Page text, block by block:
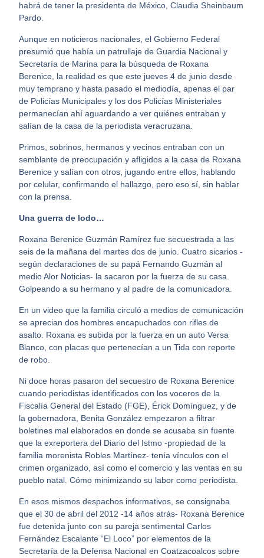
habrá de tener la presidenta de México, Claudia Sheinbaum
Pardo.
Aunque en noticieros nacionales, el Gobierno Federal
presumió que había un patrullaje de Guardia Nacional y
Secretaría de Marina para la búsqueda de Roxana
Berenice, la realidad es que este jueves 4 de junio desde
muy temprano y hasta pasado el mediodía, apenas el par
de Policías Municipales y los dos Policías Ministeriales
permanecían ahí aguardando a ver quiénes entraban y
salían de la casa de la periodista veracruzana.
Primos, sobrinos, hermanos y vecinos entraban con un
semblante de preocupación y afligidos a la casa de Roxana
Berenice y salían con otros, jugando entre ellos, hablando
por celular, confirmando el hallazgo, pero eso sí, sin hablar
con la prensa.
Una guerra de lodo…
Roxana Berenice Guzmán Ramírez fue secuestrada a las
seis de la mañana del martes dos de junio. Cuatro sicarios -
según declaraciones de su papá Fernando Guzmán al
medio Alor Noticias- la sacaron por la fuerza de su casa.
Golpeando a su hermano y al padre de la comunicadora.
En un video que la familia circuló a medios de comunicación
se aprecian dos hombres encapuchados con rifles de
asalto. Roxana es subida por la fuerza en un auto Versa
Blanco, con placas que pertenecían a un Tida con reporte
de robo.
Ni doce horas pasaron del secuestro de Roxana Berenice
cuando periodistas identificados con los voceros de la
Fiscalía General del Estado (FGE), Érick Domínguez, y de
la gobernadora, Benita González empezaron a filtrar
boletines mal elaborados en donde se acusaba sin fuente
que la exreportera del Diario del Istmo -propiedad de la
familia morenista Robles Martínez- tenía vínculos con el
crimen organizado, así como el comercio y las ventas en su
pueblo natal. Cómo minimizando su labor como periodista.
En esos mismos despachos informativos, se consignaba
que el 30 de abril del 2012 -14 años atrás- Roxana Berenice
fue detenida junto con su pareja sentimental Carlos
Fernández Escalante “El Loco” por elementos de la
Secretaría de la Defensa Nacional en Coatzacoalcos sobre